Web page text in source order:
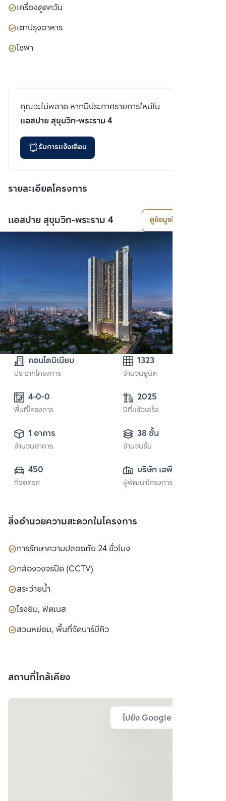
เครื่องดูดควัน
เตาปรุงอาหาร
โซฟา
คุณจะไม่พลาด หากมีประกาศรายการใหม่ใน
แอสปาย สุขุมวิท-พระราม 4
รับการแจ้งเตือน
รายละเอียดโครงการ
แอสปาย สุขุมวิท-พระราม 4 ดูข้อมูลโครงการ
คอนโดมิเนียม
ประเภทโครงการ
1323
จำนวนยูนิต
4-0-0
พื้นที่โครงการ
2025
ปีที่แล้วเสร็จ
1 อาคาร
จำนวนอาคาร
38 ชั้น
จำนวนชั้น
450
ที่จอดรถ
บริษัท เอพี เอ็มอี 15
จำกัด
ผู้พัฒนาโครงการ
สิ่งอำนวยความสะดวกในโครงการ
การรักษาความปลอดภัย 24 ชั่วโมง
กล้องวงจรปิด (CCTV)
สระว่ายน้ำ
โรงยิม, ฟิตเนส
สวนหย่อม, พื้นที่จัดบาร์บีคิว
สถานที่ใกล้เคียง
ไปยัง Google Map